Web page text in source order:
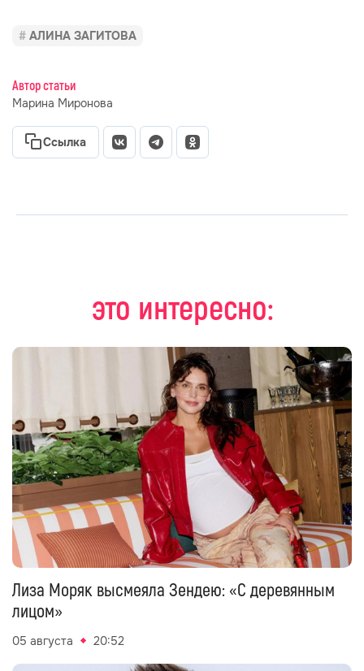
АЛИНА ЗАГИТОВА
Автор статьи
Марина Миронова
Ссылка
это интересно:
Лиза Моряк высмеяла Зендею: «С деревянным
лицом»
05 августа 20:52